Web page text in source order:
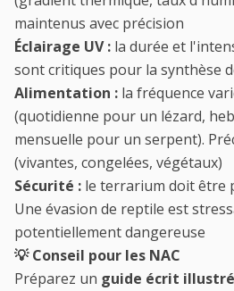
maintenus avec précision
Éclairage UV : la durée et
sont critiques pour la synthèse
Alimentation : la fréquence
(quotidienne pour un lézard,
mensuelle pour un serpent).
(vivantes, congelées, végétaux)
Sécurité : le terrarium doit être
Une évasion de reptile est
potentiellement dangereuse
💡 Conseil pour les NAC
Préparez un guide écrit illustré